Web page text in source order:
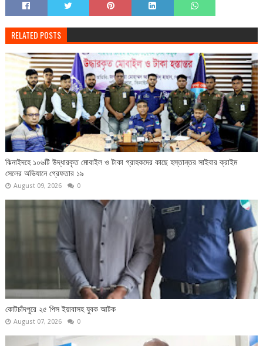
RELATED POSTS
ঝিনাইদহে ১০৬টি উদ্ধারকৃত মোবাইল ও টাকা গ্রাহকদের কাছে হস্তান্তর সাইবার ক্রাইম
সেলের অভিযানে গ্রেফতার ১৯
August 09, 2026 0
কোটচাঁদপুরে ২৫ পিস ইয়াবাসহ যুবক আটক
August 07, 2026 0